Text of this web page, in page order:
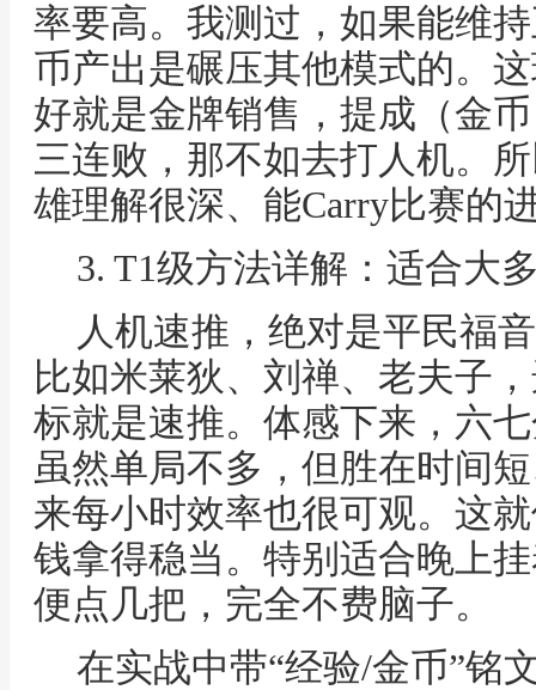
率要高。我测过，如果能维
币产出是碾压其他模式的。
好就是金牌销售，提成（金
三连败，那不如去打人机。
雄理解很深、能Carry比赛的
3. T1级方法详解：适合大
人机速推，绝对是平民福
比如米莱狄、刘禅、老夫子
标就是速推。体感下来，六
虽然单局不多，但胜在时间
来每小时效率也很可观。这
钱拿得稳当。特别适合晚上
便点几把，完全不费脑子。
在实战中带“经验/金币”铭